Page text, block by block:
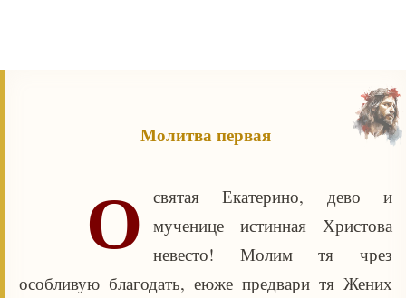
Молитва первая
О святая Екатерино, дево и
мученице истинная Христова
невесто! Молим тя чрез
особливую благодать, еюже предвари тя Жених